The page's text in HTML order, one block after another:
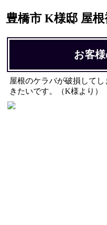
豊橋市 K様邸 屋
お客
屋根のケラバが破損して
きたいです。（K様より）